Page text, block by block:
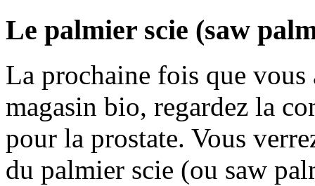
Le palmier scie (saw
La prochaine fois que
magasin bio, regardez la
pour la prostate. Vous
du palmier scie (ou saw